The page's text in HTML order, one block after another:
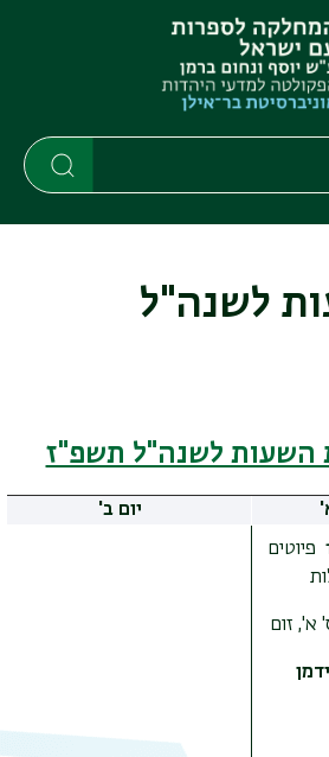
דילוג
לתוכן
העיקרי
דילוג
לתפריט
ניווט
ראשי
לשנה"ל
השעות לשנה"ל תשפ"ז
יום ב'
פיוטים
א', זום